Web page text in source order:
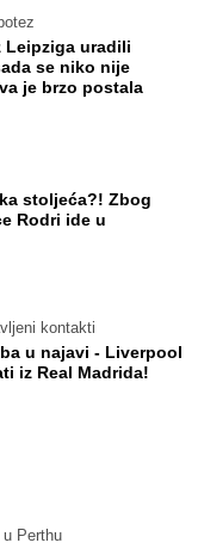
Leipziga uradili
se niko nije
je brzo postala
stoljeća?! Zbog
Rodri ide u
kontakti
u najavi - Liverpool
iz Real Madrida!
u Perthu